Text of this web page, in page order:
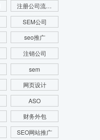
注册公司流程及费用
SEM公司
seo推广
注销公司
sem
网页设计
ASO
财务外包
SEO网站推广